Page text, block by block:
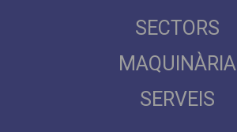
SECTORS
MAQUINÀRIA
SERVEIS